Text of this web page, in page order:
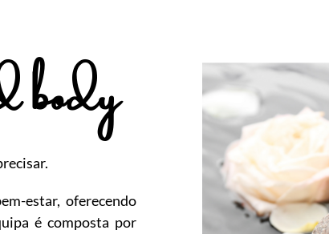
estar, oferecendo
é composta por